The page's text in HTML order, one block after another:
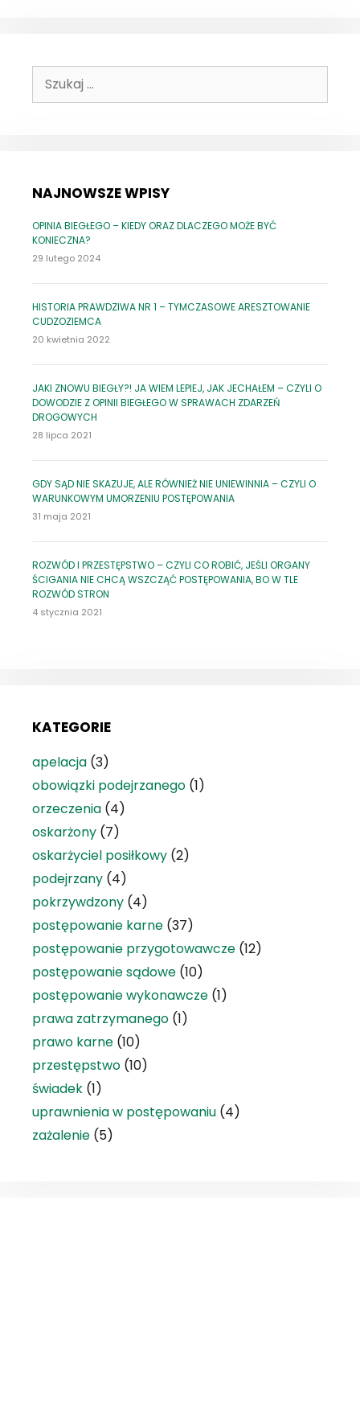
W
ALKOHOLU
Szukaj:
NAJNOWSZE WPISY
OPINIA BIEGŁEGO – KIEDY ORAZ DLACZEGO MOŻE BYĆ
KONIECZNA?
29 lutego 2024
HISTORIA PRAWDZIWA NR 1 – TYMCZASOWE ARESZTOWANIE
CUDZOZIEMCA
20 kwietnia 2022
JAKI ZNOWU BIEGŁY?! JA WIEM LEPIEJ, JAK JECHAŁEM – CZYLI O
DOWODZIE Z OPINII BIEGŁEGO W SPRAWACH ZDARZEŃ
DROGOWYCH
28 lipca 2021
GDY SĄD NIE SKAZUJE, ALE RÓWNIEŻ NIE UNIEWINNIA – CZYLI O
WARUNKOWYM UMORZENIU POSTĘPOWANIA
31 maja 2021
ROZWÓD I PRZESTĘPSTWO – CZYLI CO ROBIĆ, JEŚLI ORGANY
ŚCIGANIA NIE CHCĄ WSZCZĄĆ POSTĘPOWANIA, BO W TLE
ROZWÓD STRON
4 stycznia 2021
KATEGORIE
apelacja (3)
obowiązki podejrzanego (1)
orzeczenia (4)
oskarżony (7)
oskarżyciel posiłkowy (2)
podejrzany (4)
pokrzywdzony (4)
postępowanie karne (37)
postępowanie przygotowawcze (12)
postępowanie sądowe (10)
postępowanie wykonawcze (1)
prawa zatrzymanego (1)
prawo karne (10)
przestępstwo (10)
świadek (1)
uprawnienia w postępowaniu (4)
zażalenie (5)